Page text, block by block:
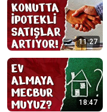
11:27
18:47